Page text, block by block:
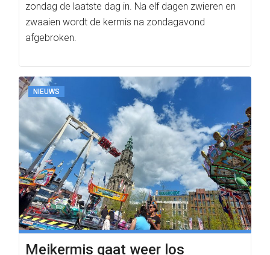
zondag de laatste dag in. Na elf dagen zwieren en
zwaaien wordt de kermis na zondagavond
afgebroken.
NIEUWS
Meikermis gaat weer los